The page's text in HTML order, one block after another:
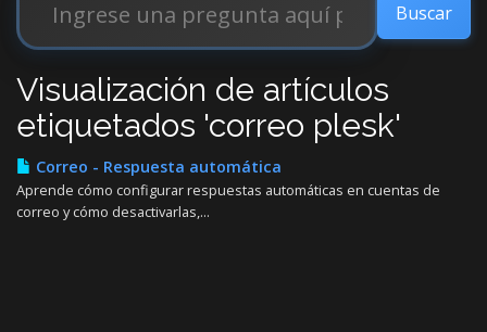
Visualización de artículos
etiquetados 'correo plesk'
Correo - Respuesta automática
Aprende cómo configurar respuestas automáticas en cuentas de
correo y cómo desactivarlas,...